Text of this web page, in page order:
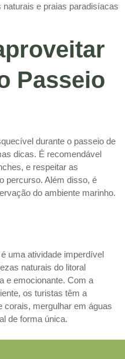
e praias paradisíacas
Passeio
durante o passeio de
dicas. É recomendável
e respeitar as
percurso. Além disso, é
do ambiente marinho.
uma atividade imperdível
naturais do litoral
e emocionante. Com a
os turistas têm a
corais, mergulhar em águas
de forma única.